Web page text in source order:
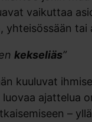
vaikuttaa
yhteisössään tai
kekseliäs”
kuuluvat
ajattelua
–